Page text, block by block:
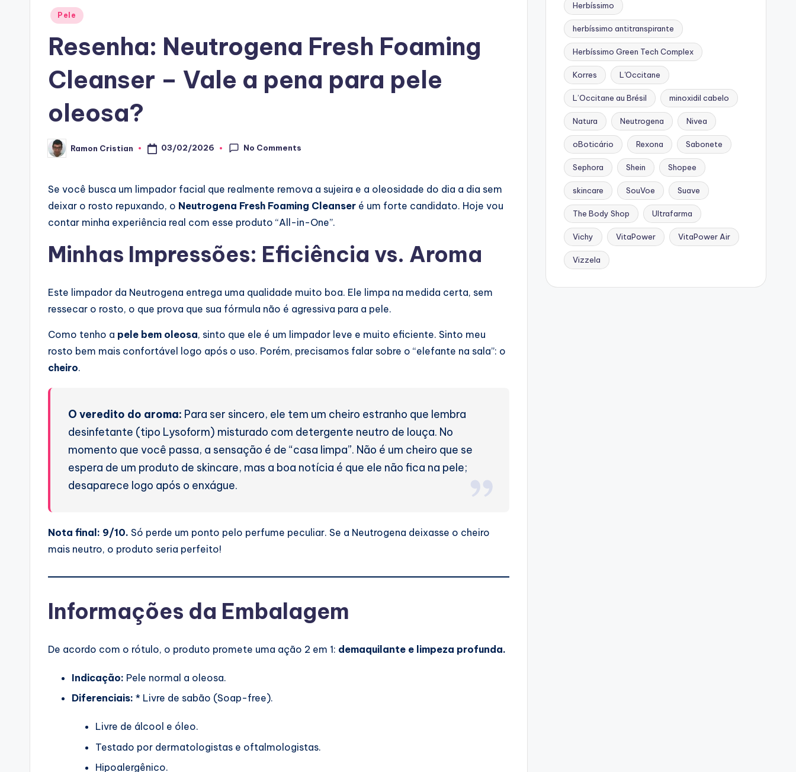
Posted
Pele
Resenha: Neutrogena Fresh Foaming
Cleanser – Vale a pena para pele
oleosa?
Posted
by
Ramon Cristian 03/02/2026 No Comments
Se você busca um limpador facial que realmente remova a sujeira e a oleosidade do dia a dia sem
deixar o rosto repuxando, o Neutrogena Fresh Foaming Cleanser é um forte candidato. Hoje vou
contar minha experiência real com esse produto “All-in-One”.
Minhas Impressões: Eficiência vs. Aroma
Este limpador da Neutrogena entrega uma qualidade muito boa. Ele limpa na medida certa, sem
ressecar o rosto, o que prova que sua fórmula não é agressiva para a pele.
Como tenho a pele bem oleosa, sinto que ele é um limpador leve e muito eficiente. Sinto meu
rosto bem mais confortável logo após o uso. Porém, precisamos falar sobre o “elefante na sala”: o
cheiro.
O veredito do aroma: Para ser sincero, ele tem um cheiro estranho que lembra
desinfetante (tipo Lysoform) misturado com detergente neutro de louça. No
momento que você passa, a sensação é de “casa limpa”. Não é um cheiro que se
espera de um produto de skincare, mas a boa notícia é que ele não fica na pele;
desaparece logo após o enxágue.
Nota final: 9/10. Só perde um ponto pelo perfume peculiar. Se a Neutrogena deixasse o cheiro
mais neutro, o produto seria perfeito!
Informações da Embalagem
De acordo com o rótulo, o produto promete uma ação 2 em 1: demaquilante e limpeza profunda.
Indicação: Pele normal a oleosa.
Diferenciais: * Livre de sabão (Soap-free).
Livre de álcool e óleo.
Testado por dermatologistas e oftalmologistas.
Hipoalergênico.
Herbíssimo
herbíssimo antitranspirante
Herbíssimo Green Tech Complex
Korres L'Occitane
L’Occitane au Brésil minoxidil cabelo
Natura Neutrogena Nivea
oBoticário Rexona Sabonete
Sephora Shein Shopee
skincare SouVoe Suave
The Body Shop Ultrafarma
Vichy VitaPower VitaPower Air
Vizzela